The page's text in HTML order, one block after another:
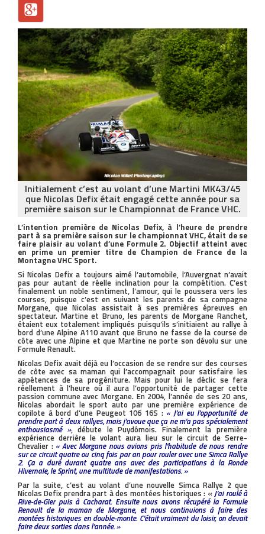
Initialement c’est au volant d’une Martini MK43/45
que Nicolas Defix était engagé cette année pour sa
première saison sur le Championnat de France VHC.
L’intention première de Nicolas Defix, à l’heure de prendre
part à sa première saison sur le championnat VHC, était de se
faire plaisir au volant d’une Formule 2. Objectif atteint avec
en prime un premier titre de Champion de France de la
Montagne VHC Sport.
Si Nicolas Defix a toujours aimé l’automobile, l’Auvergnat n’avait
pas pour autant de réelle inclination pour la compétition. C’est
finalement un noble sentiment, l’amour, qui le poussera vers les
courses, puisque c’est en suivant les parents de sa compagne
Morgane, que Nicolas assistait à ses premières épreuves en
spectateur. Martine et Bruno, les parents de Morgane Ranchet,
étaient eux totalement impliqués puisqu’ils s’initiaient au rallye à
bord d’une Alpine A110 avant que Bruno ne fasse de la course de
côte avec une Alpine et que Martine ne porte son dévolu sur une
Formule Renault.
Nicolas Defix avait déjà eu l’occasion de se rendre sur des courses
de côte avec sa maman qui l’accompagnait pour satisfaire les
appétences de sa progéniture. Mais pour lui le déclic se fera
réellement à l’heure où il aura l’opportunité de partager cette
passion commune avec Morgane. En 2004, l’année de ses 20 ans,
Nicolas abordait le sport auto par une première expérience de
copilote à bord d’une Peugeot 106 16S :« J’ai eu l’opportunité de
prendre part à deux rallyes, mais j’avoue que ça ne m’a pas spécialement
enthousiasmé », débute le Puydômois. Finalement la première
expérience derrière le volant aura lieu sur le circuit de Serre-
Chevalier : « Avec Morgane nous avions pris l’habitude de nous rendre
sur ce circuit quatre ou cinq fois par an pour rouler avec une Simca Rallye
2. Ça a duré durant quatre ans avec des participations à la Ronde
Hivernale, le Sprint, une multitude de manifestations. »
Par la suite, c’est au volant d’une nouvelle Simca Rallye 2 que
Nicolas Defix prendra part à des montées historiques : « J’ai roulé à
Rive-de-Gier puis à Cacharat. Ensuite nous avons récupéré la Formule
Renault de la maman de Morgane, et nous continuions à faire des
montées historiques en double-monte. C’était vraiment du loisir, on devait
faire deux sorties dans l’année. »